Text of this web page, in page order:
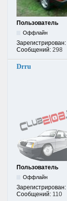
Пользователь
Оффлайн
Зарегистрирован:
Сообщений: 298
Drru
Пользователь
Оффлайн
Зарегистрирован:
Сообщений: 110